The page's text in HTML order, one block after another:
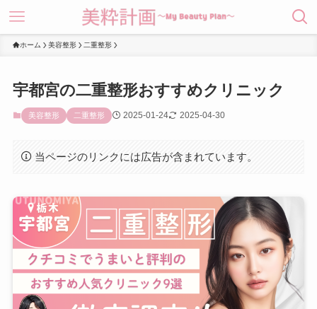
ホーム 美容整形 二重整形
宇都宮の二重整形おすすめクリニック
美容整形 二重整形 2025-01-24 2025-04-30
当ページのリンクには広告が含まれています。